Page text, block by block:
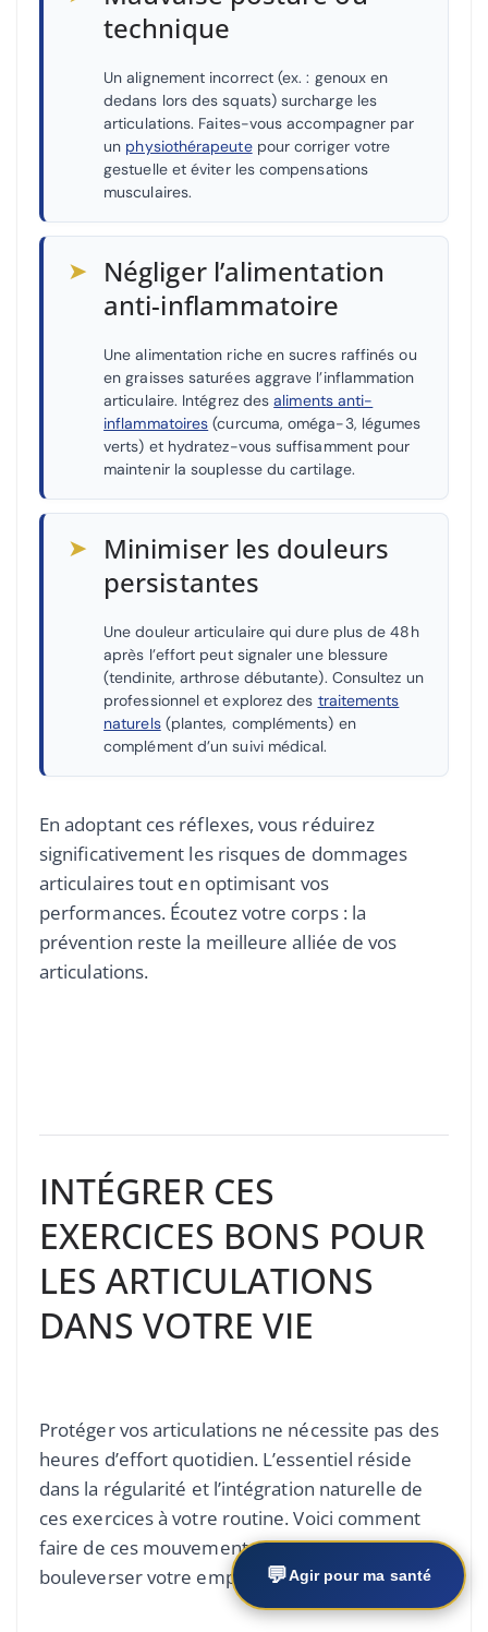
technique
Un alignement incorrect (ex. : genoux en
dedans lors des squats) surcharge les
articulations. Faites-vous accompagner par
un physiothérapeutepour corriger votre
gestuelle et éviter les compensations
musculaires.
➤ Négliger l’alimentation
anti-inflammatoire
Une alimentation riche en sucres raffinés ou
en graisses saturées aggrave l’inflammation
articulaire. Intégrez desaliments anti-
inflammatoires (curcuma, oméga-3, légumes
verts) et hydratez-vous suffisamment pour
maintenir la souplesse du cartilage.
➤ Minimiser les douleurs
persistantes
Une douleur articulaire qui dure plus de 48h
après l’effort peut signaler une blessure
(tendinite, arthrose débutante). Consultez un
professionnel et explorez des traitements
naturels(plantes, compléments) en
complément d’un suivi médical.
En adoptant ces réflexes, vous réduirez
significativement les risques de dommages
articulaires tout en optimisant vos
performances. Écoutez votre corps : la
prévention reste la meilleure alliée de vos
articulations.
INTÉGRER CES
EXERCICES BONS POUR
LES ARTICULATIONS
DANS VOTRE VIE
Protéger vos articulations ne nécessite pas des
heures d’effort quotidien. L’essentiel réside
dans la régularité et l’intégration naturelle de
ces exercices à votre routine. Voici comment
faire de ces mouvements un réflexe, sans
bouleverser votre emploi du temps.
💬Agir pour ma santé